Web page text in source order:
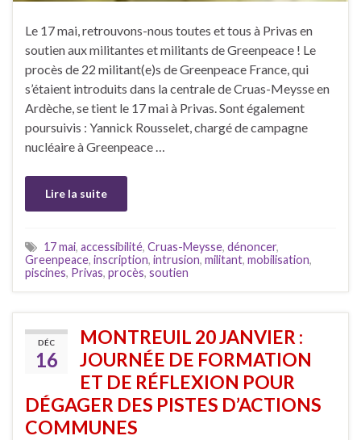
Le 17 mai, retrouvons-nous toutes et tous à Privas en
soutien aux militantes et militants de Greenpeace ! Le
procès de 22 militant(e)s de Greenpeace France, qui
s’étaient introduits dans la centrale de Cruas-Meysse en
Ardèche, se tient le 17 mai à Privas. Sont également
poursuivis : Yannick Rousselet, chargé de campagne
nucléaire à Greenpeace …
Lire la suite
17 mai, accessibilité, Cruas-Meysse, dénoncer,
Greenpeace, inscription, intrusion, militant, mobilisation,
piscines, Privas, procès, soutien
DÉC
16
MONTREUIL 20 JANVIER :
JOURNÉE DE FORMATION
ET DE RÉFLEXION POUR
DÉGAGER DES PISTES D’ACTIONS
COMMUNES